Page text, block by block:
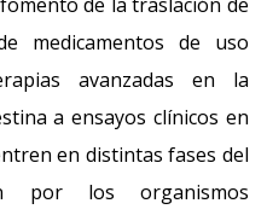
medicamentos de uso
avanzadas en la
a ensayos clínicos en
en distintas fases del
por los organismos